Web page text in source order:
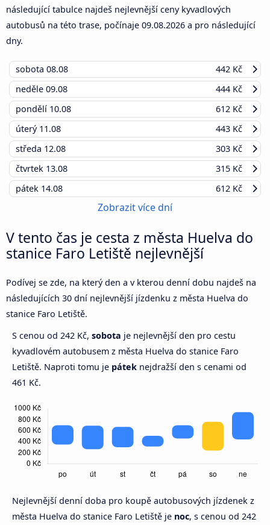
následující tabulce najdeš nejlevnější ceny kyvadlových
autobusů na této trase, počínaje 09.08.2026 a pro následující
dny.
sobota 08.08
442 Kč
neděle 09.08
444 Kč
pondělí 10.08
612 Kč
úterý 11.08
443 Kč
středa 12.08
303 Kč
čtvrtek 13.08
315 Kč
pátek 14.08 612 Kč
Zobrazit více dní
V tento čas je cesta z města Huelva do
stanice Faro Letiště nejlevnější
Podívej se zde, na který den a v kterou denní dobu najdeš na
následujících 30 dní nejlevnější jízdenku z města Huelva do
stanice Faro Letiště.
S cenou od 242 Kč, sobota je nejlevnější den pro cestu
kyvadlovém autobusem z města Huelva do stanice Faro
Letiště. Naproti tomu je pátek nejdražší den s cenami od
461 Kč.
Nejlevnější denní doba pro koupě autobusových jízdenek z
města Huelva do stanice Faro Letiště je noc, s cenou od 242